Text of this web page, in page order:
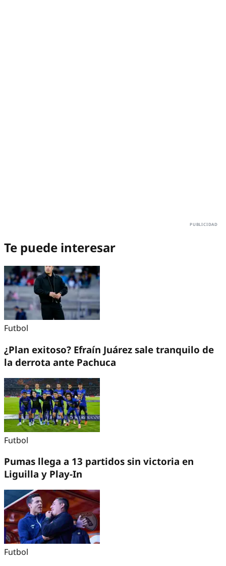
Te puede interesar
Futbol
¿Plan exitoso? Efraín Juárez sale tranquilo de
la derrota ante Pachuca
Futbol
Pumas llega a 13 partidos sin victoria en
Liguilla y Play-In
Futbol